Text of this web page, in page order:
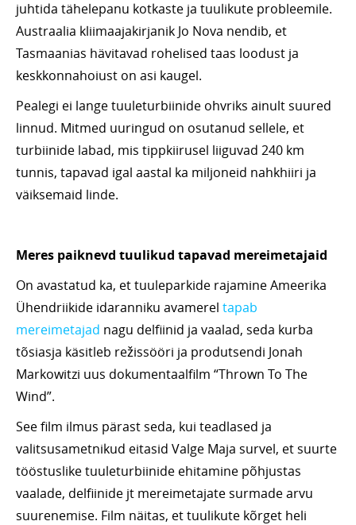
juhtida tähelepanu kotkaste ja tuulikute probleemile.
Austraalia kliimaajakirjanik Jo Nova nendib, et
Tasmaanias hävitavad rohelised taas loodust ja
keskkonnahoiust on asi kaugel.
Pealegi ei lange tuuleturbiinide ohvriks ainult suured
linnud. Mitmed uuringud on osutanud sellele, et
turbiinide labad, mis tippkiirusel liiguvad 240 km
tunnis, tapavad igal aastal ka miljoneid nahkhiiri ja
väiksemaid linde.
Meres paiknevd tuulikud tapavad mereimetajaid
On avastatud ka, et tuuleparkide rajamine Ameerika
Ühendriikide idaranniku avamerel tapab
mereimetajad nagu delfiinid ja vaalad, seda kurba
tõsiasja käsitleb režissööri ja produtsendi Jonah
Markowitzi uus dokumentaalfilm “Thrown To The
Wind”.
See film ilmus pärast seda, kui teadlased ja
valitsusametnikud eitasid Valge Maja survel, et suurte
tööstuslike tuuleturbiinide ehitamine põhjustas
vaalade, delfiinide jt mereimetajate surmade arvu
suurenemise. Film näitas, et tuulikute kõrget heli